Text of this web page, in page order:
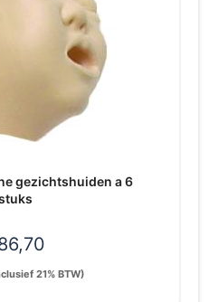
gezichtshuiden a 6
21% BTW)